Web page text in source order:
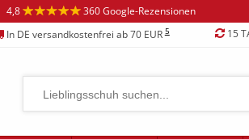
4,8 360 Google-Rezensionen
In DE versandkostenfrei ab 70 EUR5 15